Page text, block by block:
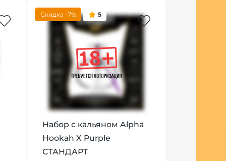
Скидка -7% 5
Набор с кальяном Alpha
Hookah X Purple
СТАНДАРТ